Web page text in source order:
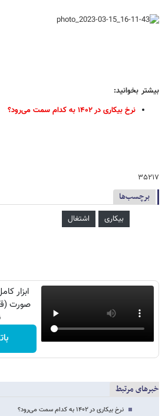
بیشتر بخوانید:
نرخ بیکاری در ۱۴۰۲ به کدام سمت می‌رود؟
۳۵۲۱۷
برچسب‌ها
بیکاری اشتغال
ابزار
صورت
خبرهای مرتبط
نرخ بیکاری در ۱۴۰۲ به کدام سمت می‌رود؟